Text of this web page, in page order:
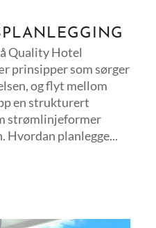
Quality Hotel
prinsipper som sørger
og flyt mellom
en strukturert
strømlinjeformer
Hvordan planlegge...